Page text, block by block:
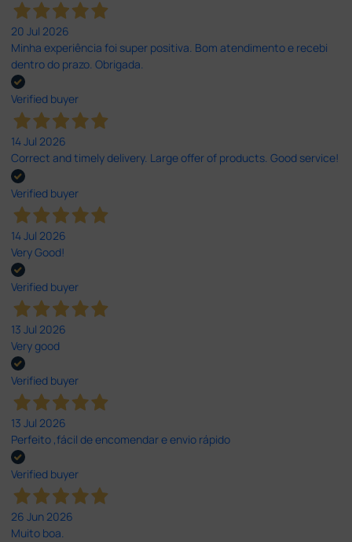
20 Jul 2026
Minha experiência foi super positiva. Bom atendimento e recebi
dentro do prazo. Obrigada.
Verified buyer
14 Jul 2026
Correct and timely delivery. Large offer of products. Good service!
Verified buyer
14 Jul 2026
Very Good!
Verified buyer
13 Jul 2026
Very good
Verified buyer
13 Jul 2026
Perfeito ,fácil de encomendar e envio rápido
Verified buyer
26 Jun 2026
Muito boa.